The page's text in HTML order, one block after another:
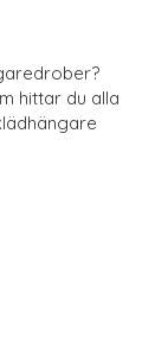
hittar du alla